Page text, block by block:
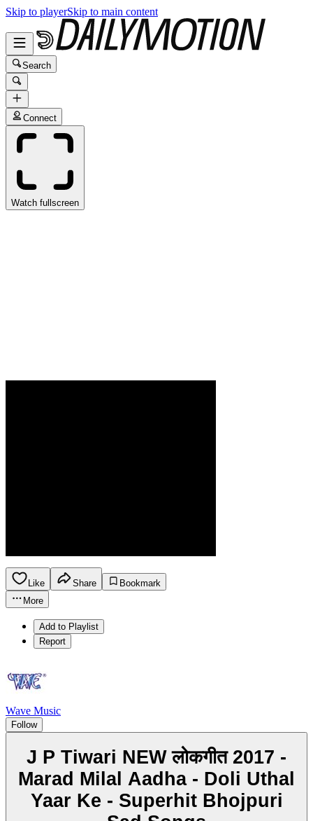
Skip to playerSkip to main content
Search
Connect
Watch fullscreen
Like Share
Bookmark
More
Add to Playlist
Report
Wave Music
Follow
J P Tiwari NEW लोकगीत 2017 -
Marad Milal Aadha - Doli Uthal
Yaar Ke - Superhit Bhojpuri